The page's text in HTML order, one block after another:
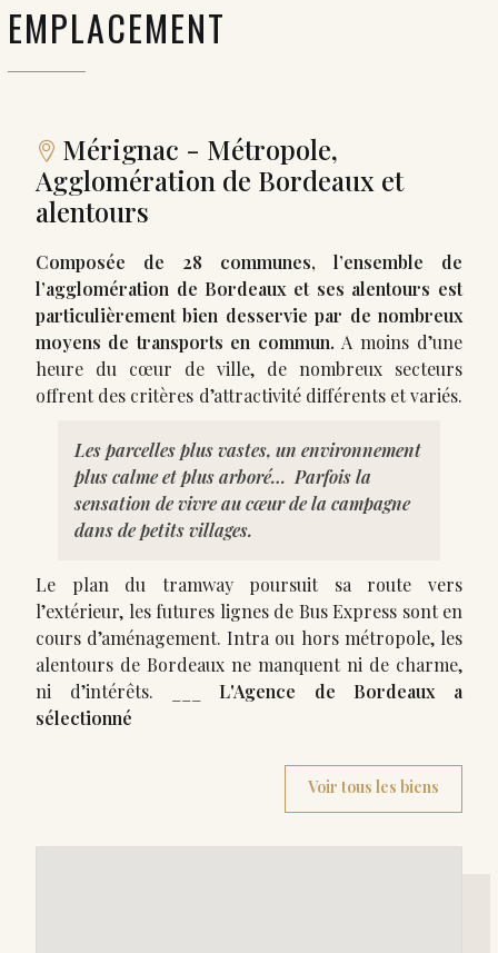
EMPLACEMENT
Mérignac - Métropole,
Agglomération de Bordeaux et
alentours
Composée de 28 communes, l’ensemble de
l’agglomération de Bordeaux et ses alentours est
particulièrement bien desservie par de nombreux
moyens de transports en commun. A moins d’une
heure du cœur de ville, de nombreux secteurs
offrent des critères d’attractivité différents et variés.
Les parcelles plus vastes, un environnement
plus calme et plus arboré… Parfois la
sensation de vivre au cœur de la campagne
dans de petits villages.
Le plan du tramway poursuit sa route vers
l’extérieur, les futures lignes de Bus Express sont en
cours d’aménagement. Intra ou hors métropole, les
alentours de Bordeaux ne manquent ni de charme,
L'Agence de Bordeaux a
sélectionné
Voir tous les biens